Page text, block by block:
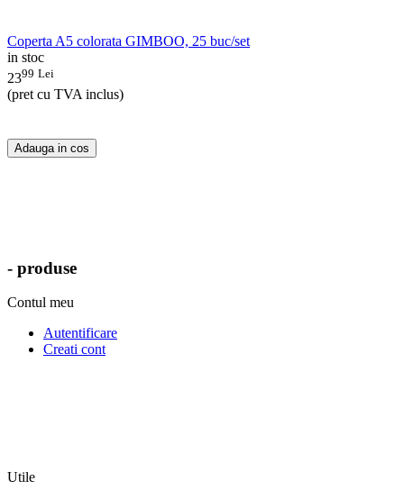
Coperta A5 colorata GIMBOO, 25 buc/set
in stoc
2399 Lei
(pret cu TVA inclus)
Adauga in cos
- produse
Contul meu
Autentificare
Creati cont
Utile